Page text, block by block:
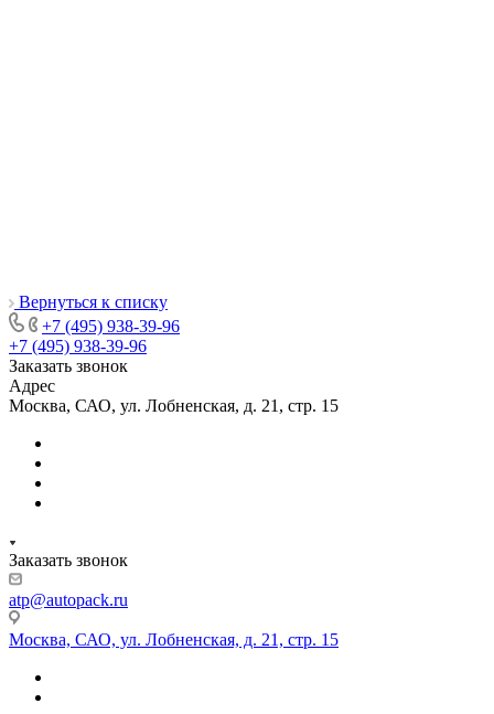
Вернуться к списку
+7 (495) 938-39-96
+7 (495) 938-39-96
Заказать звонок
Адрес
Москва, САО, ул. Лобненская, д. 21, стр. 15
Заказать звонок
atp@autopack.ru
Москва, САО, ул. Лобненская, д. 21, стр. 15